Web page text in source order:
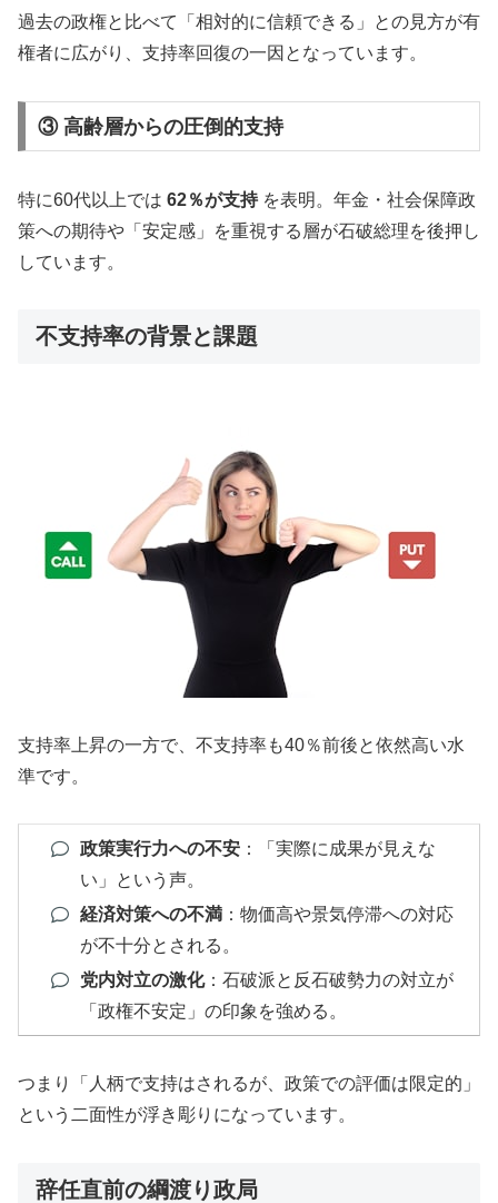
過去の政権と比べて「相対的に信頼できる」との見方が有
権者に広がり、支持率回復の一因となっています。
③ 高齢層からの圧倒的支持
特に60代以上では 62％が支持を表明。年金・社会保障政
策への期待や「安定感」を重視する層が石破総理を後押し
しています。
不支持率の背景と課題
支持率上昇の一方で、不支持率も40％前後と依然高い水
準です。
政策実行力への不安：「実際に成果が見えな
い」という声。
経済対策への不満：物価高や景気停滞への対応
が不十分とされる。
党内対立の激化：石破派と反石破勢力の対立が
「政権不安定」の印象を強める。
つまり「人柄で支持はされるが、政策での評価は限定的」
という二面性が浮き彫りになっています。
辞任直前の綱渡り政局